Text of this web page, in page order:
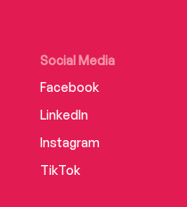
Social Media
Facebook
LinkedIn
Instagram
TikTok